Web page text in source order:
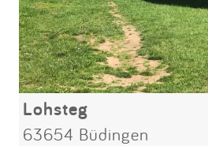
Lohsteg
63654 Büdingen